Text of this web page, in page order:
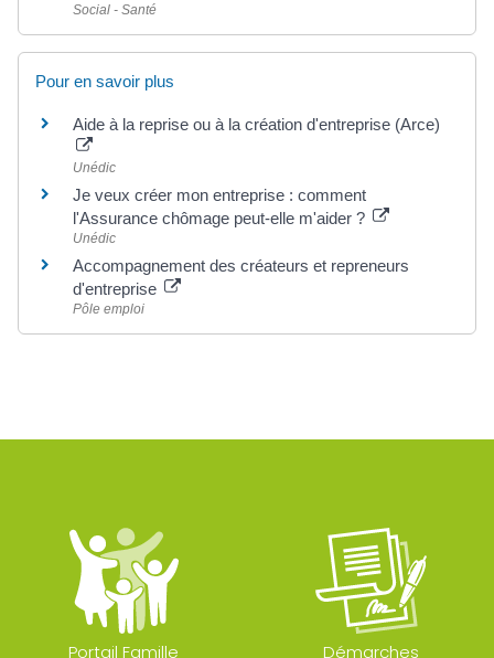
Social - Santé
Pour en savoir plus
Aide à la reprise ou à la création d'entreprise (Arce)
Unédic
Je veux créer mon entreprise : comment
l'Assurance chômage peut-elle m'aider ?
Unédic
Accompagnement des créateurs et repreneurs
d'entreprise
Pôle emploi
Portail Famille Démarches